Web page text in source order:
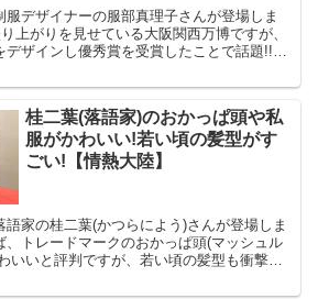
デザイナーの服部真理子さんが登場しま
上がりを見せている大阪関西万博ですが、
デザインし優秀賞を受賞したことで話題!!服
桂二葉(落語家)のおかっぱ頭や私
服がかわいい!若い頃の髪型がす
ごい!【情熱大陸】
家の桂二葉(かつらによう)さんが登場しま
、トレードマークのおかっぱ頭(マッシュル
いいと評判ですが、若い頃の髪型も衝撃的!